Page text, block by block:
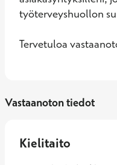
työterveyshuollon
Tervetuloa
Vastaanoton tiedot
Kielitaito